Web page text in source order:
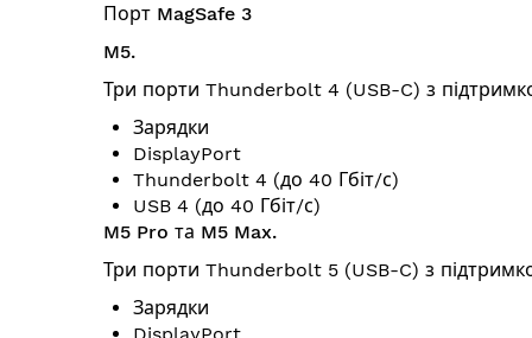
Порт MagSafe 3
M5.
Три порти Thunderbolt 4 (USB-C) з
Зарядки
DisplayPort
Thunderbolt 4 (до 40 Гбіт/с)
USB 4 (до 40 Гбіт/с)
M5 Pro та M5 Max.
Три порти Thunderbolt 5 (USB-C) з
Зарядки